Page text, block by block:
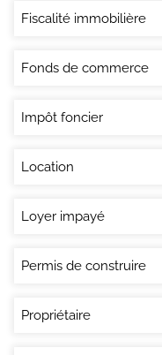
Fiscalité immobilière
Fonds de commerce
Impôt foncier
Location
Loyer impayé
Permis de construire
Propriétaire